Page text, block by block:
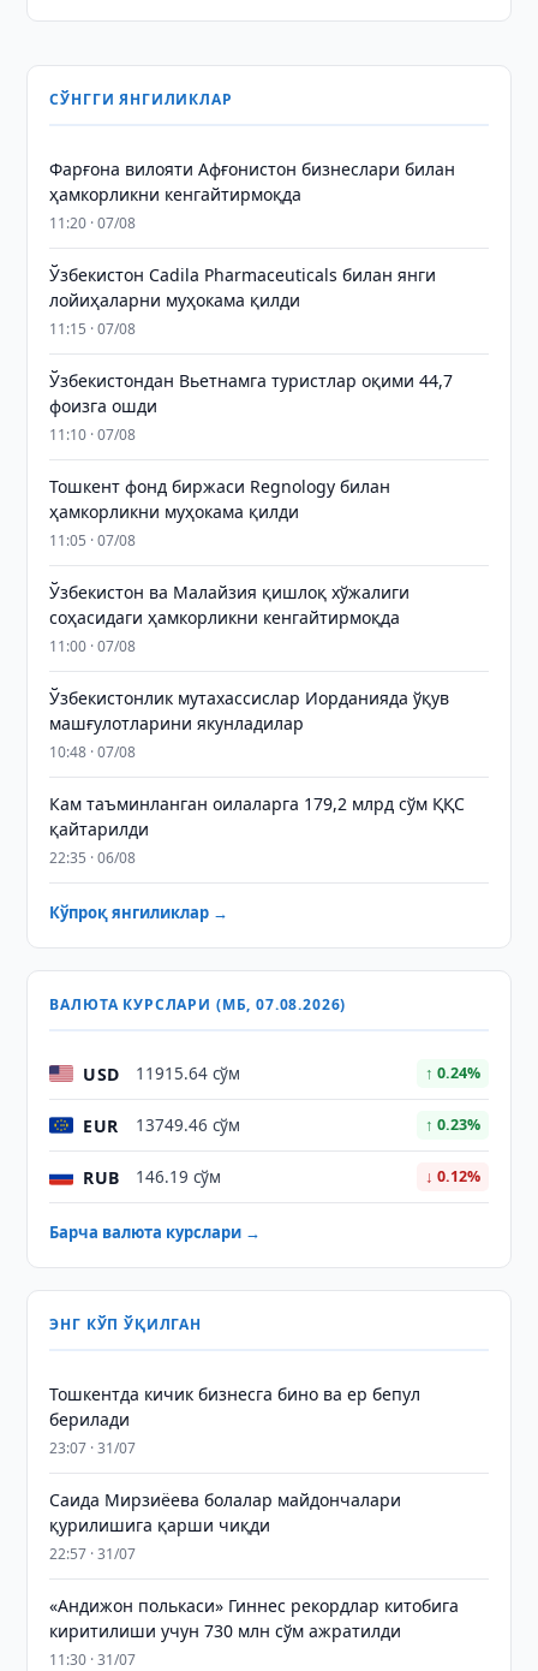
СЎНГГИ ЯНГИЛИКЛАР
Фарғона вилояти Афғонистон бизнеслари билан
ҳамкорликни кенгайтирмоқда
11:20 · 07/08
Ўзбекистон Cadila Pharmaceuticals билан янги
лойиҳаларни муҳокама қилди
11:15 · 07/08
Ўзбекистондан Вьетнамга туристлар оқими 44,7
фоизга ошди
11:10 · 07/08
Тошкент фонд биржаси Regnology билан
ҳамкорликни муҳокама қилди
11:05 · 07/08
Ўзбекистон ва Малайзия қишлоқ хўжалиги
соҳасидаги ҳамкорликни кенгайтирмоқда
11:00 · 07/08
Ўзбекистонлик мутахассислар Иорданияда ўқув
машғулотларини якунладилар
10:48 · 07/08
Кам таъминланган оилаларга 179,2 млрд сўм ҚҚС
қайтарилди
22:35 · 06/08
Кўпроқ янгиликлар →
ВАЛЮТА КУРСЛАРИ (МБ, 07.08.2026)
USD 11915.64 сўм ↑ 0.24%
EUR 13749.46 сўм ↑ 0.23%
RUB 146.19 сўм ↓ 0.12%
Барча валюта курслари →
ЭНГ КЎП ЎҚИЛГАН
Тошкентда кичик бизнесга бино ва ер бепул
берилади
23:07 · 31/07
Саида Мирзиёева болалар майдончалари
қурилишига қарши чиқди
22:57 · 31/07
«Андижон полькаси» Гиннес рекордлар китобига
киритилиши учун 730 млн сўм ажратилди
11:30 · 31/07